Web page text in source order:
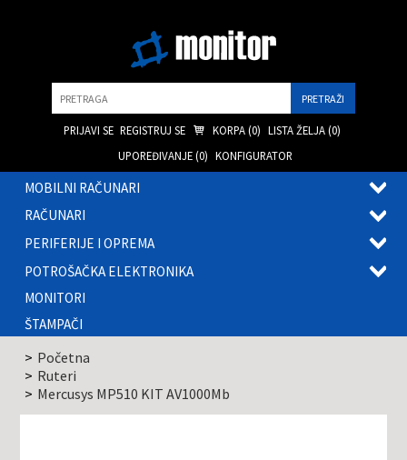
PRIJAVI SE REGISTRUJ SE KORPA (0) LISTA ŽELJA (0)
UPOREĐIVANJE (0) KONFIGURATOR
MOBILNI RAČUNARI
RAČUNARI
PERIFERIJE I OPREMA
POTROŠAČKA ELEKTRONIKA
MONITORI
ŠTAMPAČI
Početna
Ruteri
Mercusys MP510 KIT AV1000Mb